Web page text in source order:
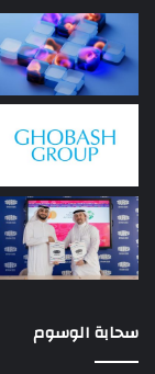
سحابة الوسوم